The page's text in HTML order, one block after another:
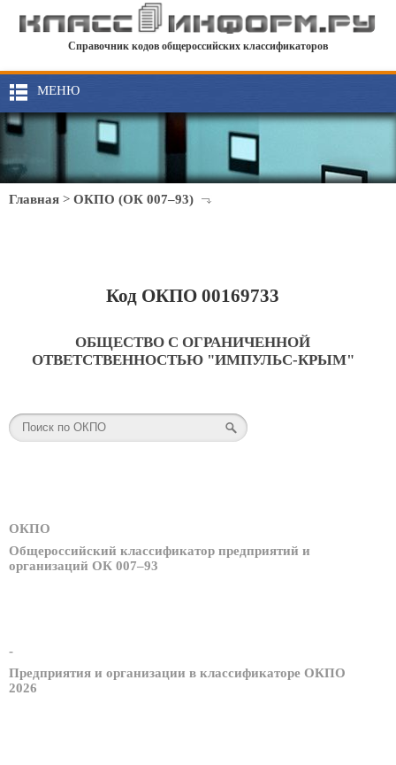
Справочник кодов общероссийских классификаторов
МЕНЮ
Главная > ОКПО (ОК 007–93)
Код ОКПО 00169733
ОБЩЕСТВО С ОГРАНИЧЕННОЙ
ОТВЕТСТВЕННОСТЬЮ "ИМПУЛЬС-КРЫМ"
ОКПО
Общероссийский классификатор предприятий и
организаций ОК 007–93
-
Предприятия и организации в классификаторе ОКПО
2026